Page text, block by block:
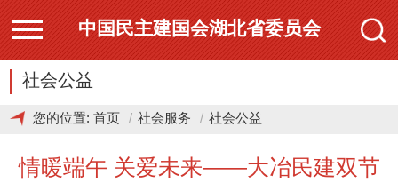
中国民主建国会湖北省委员会
社会公益
您的位置: 首页 社会服务 社会公益
情暖端午 关爱未来——大冶民建双节